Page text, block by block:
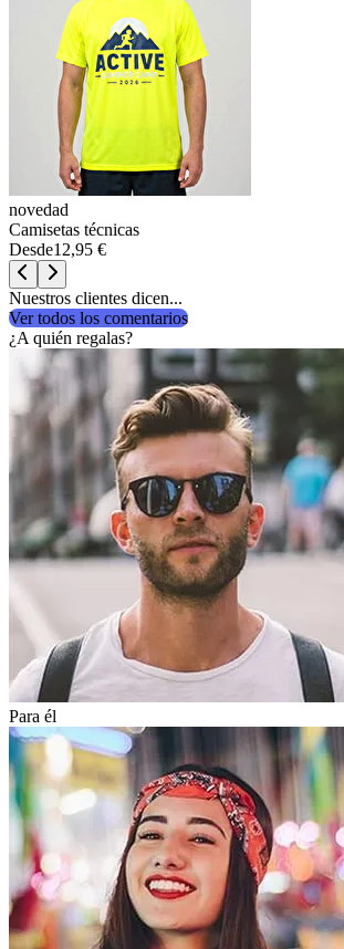
novedad
Camisetas técnicas
Desde12,95 €
Nuestros clientes dicen...
Ver todos los comentarios
¿A quién regalas?
Para él